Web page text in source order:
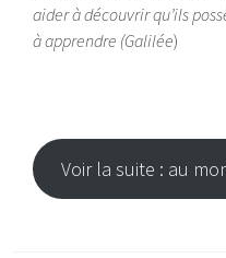
aider à découvrir qu’ils
à apprendre (Galilée)
Voir la suite : au